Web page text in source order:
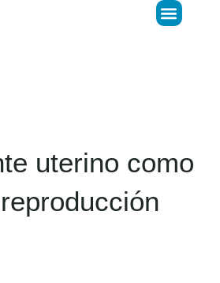
uterino como